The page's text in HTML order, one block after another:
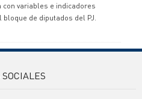
variables e indicadores
de diputados del PJ.